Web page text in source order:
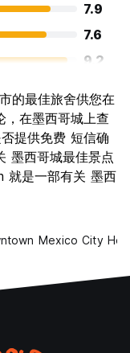
7.9
7.6
9.2
9.7
8.1
9.1
的最佳旅舍供您在
，在墨西哥城上查
提供免费 短信确
墨西哥城最佳景点
就是一部有关 墨西
Mexico City